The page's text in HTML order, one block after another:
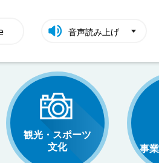
音声読み上げ
観光・スポーツ
文化
事